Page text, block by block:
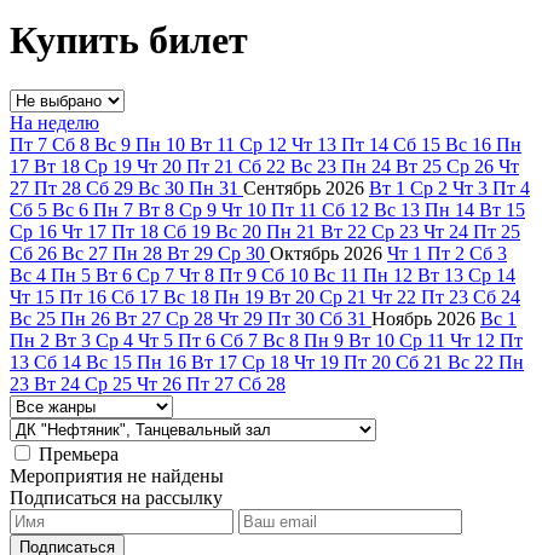
Купить билет
На неделю
Пт 7 Сб 8 Вс 9 Пн 10 Вт 11 Ср 12 Чт 13 Пт 14 Сб 15 Вс 16 Пн
17 Вт 18 Ср 19 Чт 20 Пт 21 Сб 22 Вс 23 Пн 24 Вт 25 Ср 26 Чт
27 Пт 28 Сб 29 Вс 30 Пн 31 Сентябрь 2026 Вт 1 Ср 2 Чт 3 Пт 4
Сб 5 Вс 6 Пн 7 Вт 8 Ср 9 Чт 10 Пт 11 Сб 12 Вс 13 Пн 14 Вт 15
Ср 16 Чт 17 Пт 18 Сб 19 Вс 20 Пн 21 Вт 22 Ср 23 Чт 24 Пт 25
Сб 26 Вс 27 Пн 28 Вт 29 Ср 30 Октябрь 2026 Чт 1 Пт 2 Сб 3
Вс 4 Пн 5 Вт 6 Ср 7 Чт 8 Пт 9 Сб 10 Вс 11 Пн 12 Вт 13 Ср 14
Чт 15 Пт 16 Сб 17 Вс 18 Пн 19 Вт 20 Ср 21 Чт 22 Пт 23 Сб 24
Вс 25 Пн 26 Вт 27 Ср 28 Чт 29 Пт 30 Сб 31 Ноябрь 2026 Вс 1
Пн 2 Вт 3 Ср 4 Чт 5 Пт 6 Сб 7 Вс 8 Пн 9 Вт 10 Ср 11 Чт 12 Пт
13 Сб 14 Вс 15 Пн 16 Вт 17 Ср 18 Чт 19 Пт 20 Сб 21 Вс 22 Пн
23 Вт 24 Ср 25 Чт 26 Пт 27 Сб 28
Премьера
Мероприятия не найдены
Подписаться на рассылку